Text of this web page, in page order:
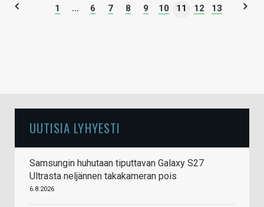
1 ... 6 7 8 9 10 11 12 13
UUTISIA LYHYESTI
Samsungin huhutaan tiputtavan Galaxy S27
Ultrasta neljännen takakameran pois
6.8.2026